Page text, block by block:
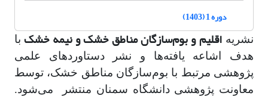
دوره 1 (1403)
نشریهاقلیم و بوم‌سازگان مناطق خشک و نیمه خشک با
هدف اشاعه یافته‌ها و نشر دستاوردهای علمی
پژوهشی مرتبط با بوم‌سازگان مناطق خشک، توسط
معاونت پژوهشی دانشگاه سمنان منتشر می‌شود.